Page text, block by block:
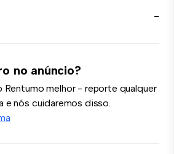
-
no anúncio?
Rentumo melhor - reporte qualquer
e nós cuidaremos disso.